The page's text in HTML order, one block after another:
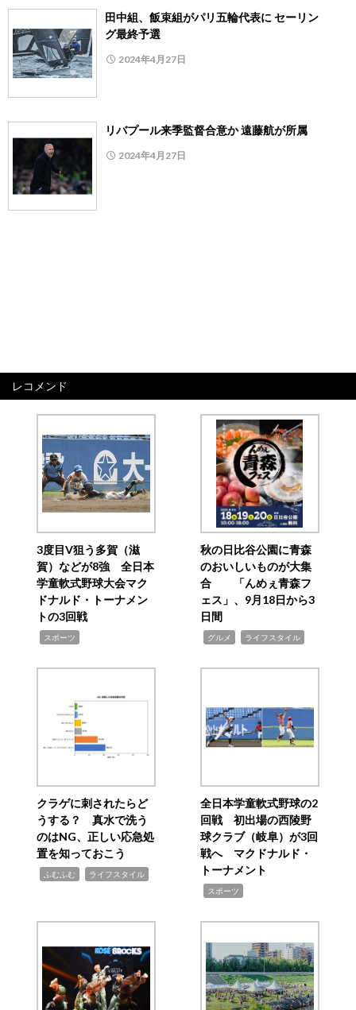
田中組、飯束組がパリ五輪代表に セーリン
グ最終予選
2024年4月27日
リバプール来季監督合意か 遠藤航が所属
2024年4月27日
レコメンド
3度目V狙う多賀（滋
賀）などが8強 全日本
学童軟式野球大会マク
ドナルド・トーナメン
トの3回戦
スポーツ
秋の日比谷公園に青森
のおいしいものが大集
合 「んめぇ青森フ
ェス」、9月18日から3
日間
グルメ ライフスタイル
クラゲに刺されたらど
うする？ 真水で洗う
のはNG、正しい応急処
置を知っておこう
ふむふむ ライフスタイル
全日本学童軟式野球の2
回戦 初出場の西陵野
球クラブ（岐阜）が3回
戦へ マクドナルド・
トーナメント
スポーツ